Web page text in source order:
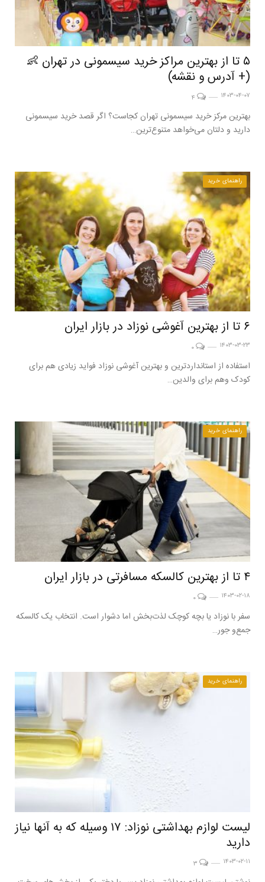
۵ تا از بهترین مراکز خرید سیسمونی در تهران 👶
(+ آدرس و نقشه)
۱۴۰۳-۰۴-۰۷
بهترین مرکز خرید سیسمونی تهران کجاست؟ اگر قصد خرید سیسمونی
دارید و دلتان می‌خواهد متنوع‌ترین…
راهنمای خرید
۶ تا از بهترین آغوشی‌ نوزاد در بازار ایران
۱۴۰۳-۰۳-۲۳
استفاده از استانداردترین و بهترین آغوشی نوزاد فواید زیادی هم برای
کودک وهم برای والدین…
راهنمای خرید
۴ تا از بهترین کالسکه مسافرتی در بازار ایران
۱۴۰۳-۰۲-۱۸
سفر با نوزاد یا بچه کوچک لذت‌بخش اما دشوار است. انتخاب یک کالسکه
جمع‌و جور…
راهنمای خرید
لیست لوازم بهداشتی نوزاد: ۱۷ وسیله که به آنها نیاز
دارید
۱۴۰۳-۰۲-۱۱